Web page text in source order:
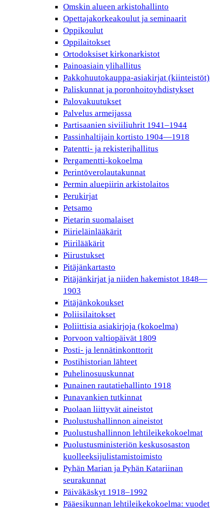
Omskin alueen arkistohallinto
Opettajakorkeakoulut ja seminaarit
Oppikoulut
Oppilaitokset
Ortodoksiset kirkonarkistot
Painoasiain ylihallitus
Pakkohuutokauppa-asiakirjat (kiinteistöt)
Paliskunnat ja poronhoitoyhdistykset
Palovakuutukset
Palvelus armeijassa
Partisaanien siviiliuhrit 1941–1944
Passinhaltijain kortisto 1904—1918
Patentti- ja rekisterihallitus
Pergamentti-kokoelma
Perintöverolautakunnat
Permin aluepiirin arkistolaitos
Perukirjat
Petsamo
Pietarin suomalaiset
Piirieläinlääkärit
Piirilääkärit
Piirustukset
Pitäjänkartasto
Pitäjänkirjat ja niiden hakemistot 1848—
1903
Pitäjänkokoukset
Poliisilaitokset
Poliittisia asiakirjoja (kokoelma)
Porvoon valtiopäivät 1809
Posti- ja lennätinkonttorit
Postihistorian lähteet
Puhelinosuuskunnat
Punainen rautatiehallinto 1918
Punavankien tutkinnat
Puolaan liittyvät aineistot
Puolustushallinnon aineistot
Puolustushallinnon lehtileikekokoelmat
Puolustusministeriön keskusosaston
kuolleeksijulistamistoimisto
Pyhän Marian ja Pyhän Katariinan
seurakunnat
Päiväkäskyt 1918–1992
Pääesikunnan lehtileikekokoelma: vuodet